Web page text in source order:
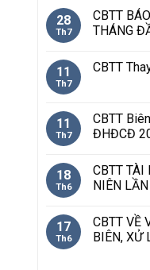
28
Th7
CBTT
THÁNG
11
Th7
CBTT
11
Th7
CBTT
ĐHĐCĐ
18
Th6
CBTT TÀI
NIÊN
17
Th6
CBTT VỀ
BIÊN, XỬ